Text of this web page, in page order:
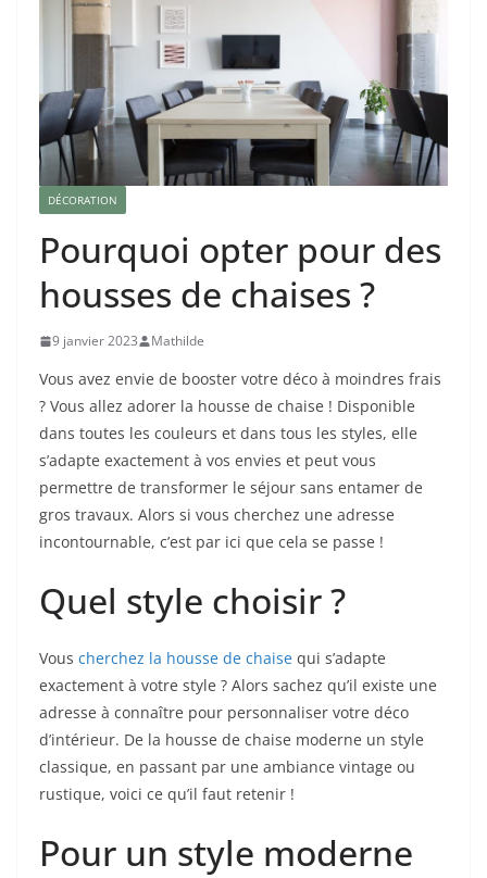
DÉCORATION
Pourquoi opter pour des
housses de chaises ?
9 janvier 2023 Mathilde
Vous avez envie de booster votre déco à moindres frais
? Vous allez adorer la housse de chaise ! Disponible
dans toutes les couleurs et dans tous les styles, elle
s’adapte exactement à vos envies et peut vous
permettre de transformer le séjour sans entamer de
gros travaux. Alors si vous cherchez une adresse
incontournable, c’est par ici que cela se passe !
Quel style choisir ?
Vous cherchez la housse de chaise qui s’adapte
exactement à votre style ? Alors sachez qu’il existe une
adresse à connaître pour personnaliser votre déco
d’intérieur. De la housse de chaise moderne un style
classique, en passant par une ambiance vintage ou
rustique, voici ce qu’il faut retenir !
Pour un style moderne